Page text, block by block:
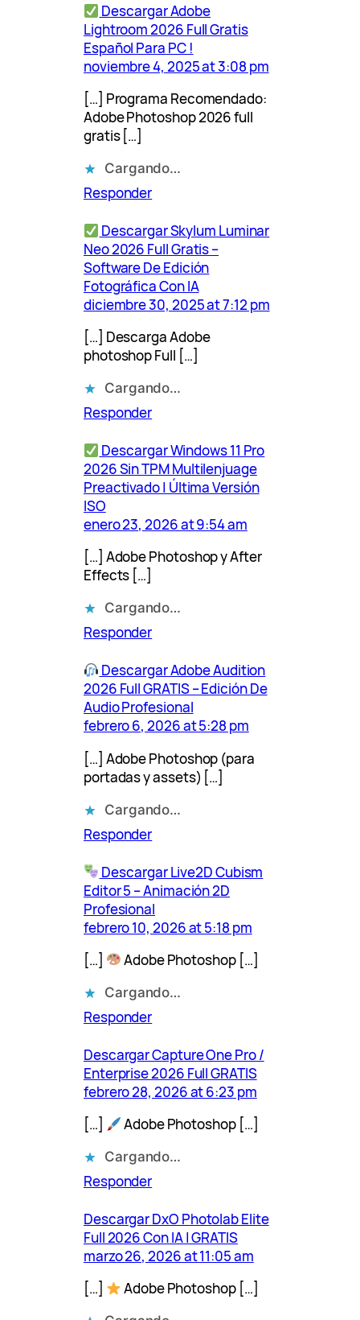
Descargar Adobe
Lightroom 2026 Full Gratis
Español Para PC !
noviembre 4, 2025 at 3:08 pm
[…] Programa Recomendado:
Adobe Photoshop 2026 full
gratis […]
Cargando…
Responder
Descargar Skylum Luminar
Neo 2026 Full Gratis –
Software De Edición
Fotográfica Con IA
diciembre 30, 2025 at 7:12 pm
[…] Descarga Adobe
photoshop Full […]
Cargando…
Responder
Descargar Windows 11 Pro
2026 Sin TPM Multilenjuage
Preactivado | Última Versión
ISO
enero 23, 2026 at 9:54 am
[…] Adobe Photoshop y After
Effects […]
Cargando…
Responder
Descargar Adobe Audition
2026 Full GRATIS – Edición De
Audio Profesional
febrero 6, 2026 at 5:28 pm
[…] Adobe Photoshop (para
portadas y assets) […]
Cargando…
Responder
Descargar Live2D Cubism
Editor 5 – Animación 2D
Profesional
febrero 10, 2026 at 5:18 pm
[…]
Adobe Photoshop […]
Cargando…
Responder
Descargar Capture One Pro /
Enterprise 2026 Full GRATIS
febrero 28, 2026 at 6:23 pm
[…]
Adobe Photoshop […]
Cargando…
Responder
Descargar DxO Photolab Elite
Full 2026 Con IA | GRATIS
marzo 26, 2026 at 11:05 am
[…]
Adobe Photoshop […]